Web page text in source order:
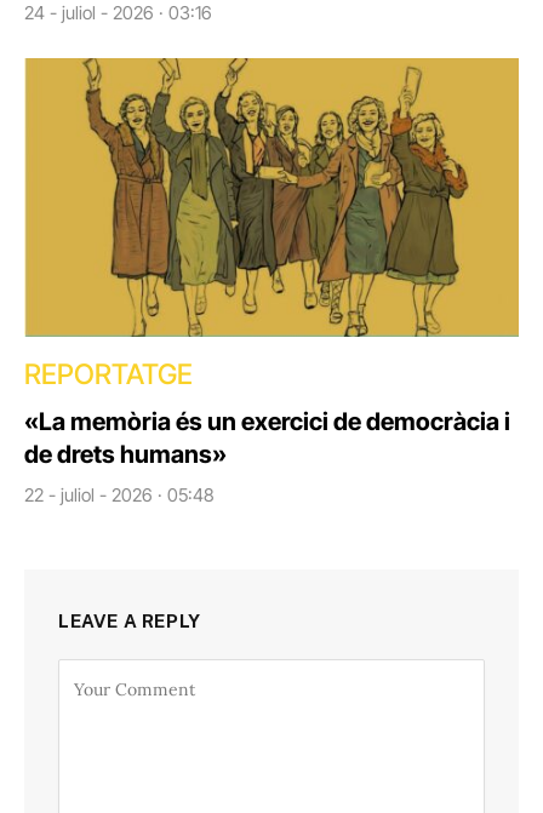
24 - juliol - 2026 · 03:16
REPORTATGE
«La memòria és un exercici de democràcia i
de drets humans»
22 - juliol - 2026 · 05:48
LEAVE A REPLY